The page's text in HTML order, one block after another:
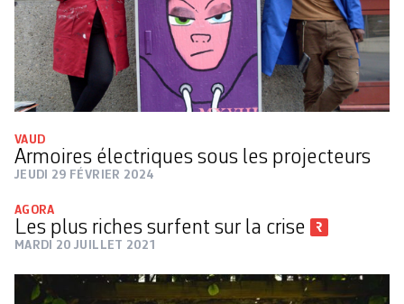
VAUD
Armoires électriques sous les projecteurs
JEUDI 29 FÉVRIER 2024
AGORA
Les plus riches surfent sur la crise
MARDI 20 JUILLET 2021